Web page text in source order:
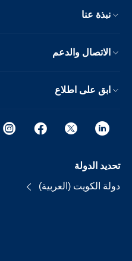
نبذة عنا
الاتصال والدعم
ابق على اطلاع
تحديد الدولة
دولة الكويت (العربية)